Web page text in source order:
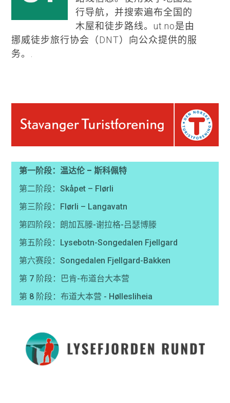
行导航，并搜索遍布全国的
木屋和徒步路线。ut.no是由
挪威徒步旅行协会（DNT）向公众提供的服
务。.
第一阶段：温达伦 – 斯科佩特
第二阶段：Skåpet – Flørli
第三阶段：Flørli – Langavatn
第四阶段：朗加瓦滕-谢拉格-吕瑟博滕
第五阶段：Lysebotn-Songedalen Fjellgard
第六赛段：Songedalen Fjellgard-Bakken
第 7 阶段：巴肯-布道台大本营
第 8 阶段：布道大本营 - Høllesliheia